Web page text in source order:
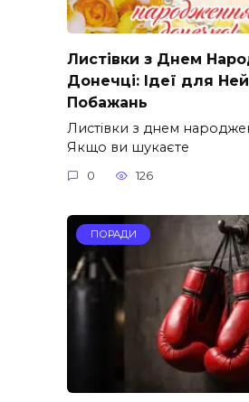
Листівки з Днем
Донечці: Ідеї для
Побажань
Листівки з днем
Якщо ви шукаєте
0 126
ПОРАДИ